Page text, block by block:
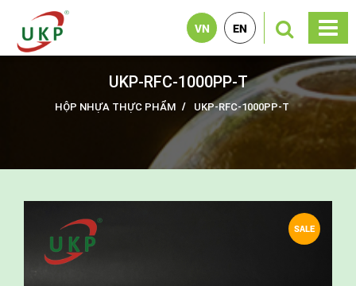
VN EN
UKP-RFC-1000PP-T
HỘP NHỰA THỰC PHẨM UKP-RFC-1000PP-T
SALE